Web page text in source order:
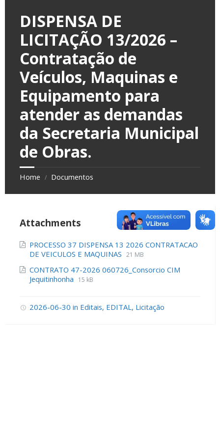
DISPENSA DE
LICITAÇÃO 13/2026 –
Contratação de
Veículos, Maquinas e
Equipamento para
atender as demandas
da Secretaria Municipal
de Obras.
Home / Documentos
Attachments
PROCESSO 37 DISPENSA 13 2026 CONTRATACAO
DE VEICULOS E MAQUINAS 21 MB
CONTRATO 47-2026 060726_Consorcio CIM
Jequitinhonha
15 kB
2026-06-30 in Editais, EDITAL, Licitação